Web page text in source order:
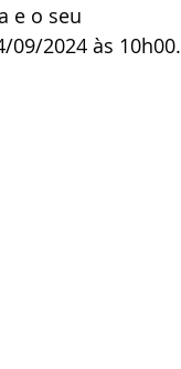
e o seu
2024 às 10h00.